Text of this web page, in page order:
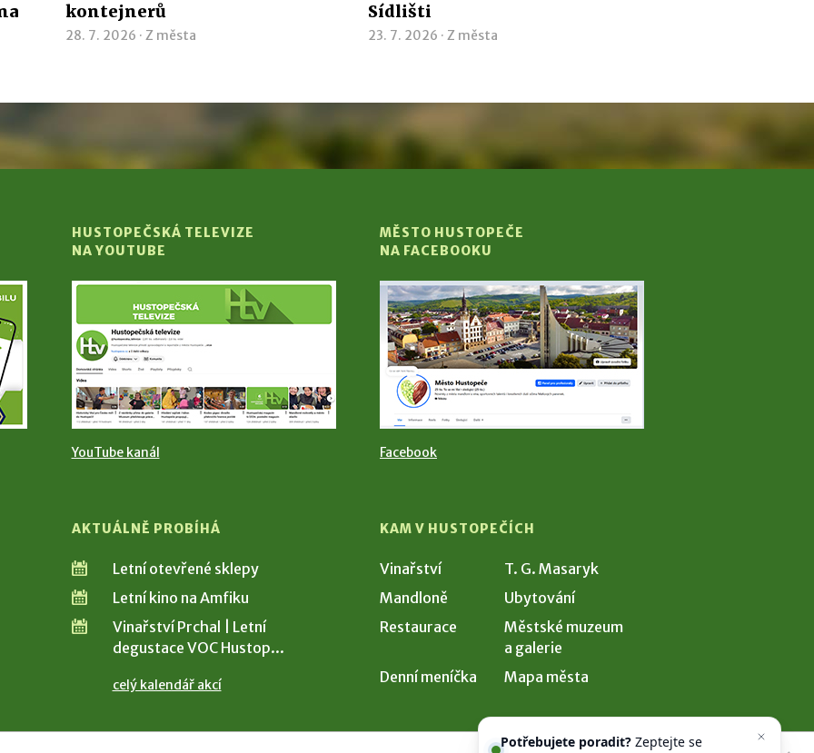
kontejnerů
28. 7. 2026 ·Z města
Sídlišti
23. 7. 2026 ·Z města
HUSTOPEČSKÁ TELEVIZE
NA YOUTUBE
YouTube kanál
MĚSTO HUSTOPEČE
NA FACEBOOKU
Facebook
AKTUÁLNĚ PROBÍHÁ
Letní otevřené sklepy
Letní kino na Amfiku
Vinařství Prchal | Letní
degustace VOC Hustop...
celý kalendář akcí
KAM V HUSTOPEČÍCH
Vinařství
T. G. Masaryk
Mandloně
Ubytování
Restaurace
Městské muzeum
a galerie
Denní meníčka
Mapa města
Potřebujete poradit?Zeptejte se